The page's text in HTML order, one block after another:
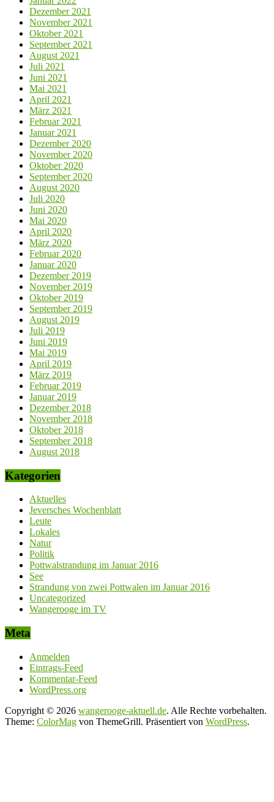
Dezember 2021
November 2021
Oktober 2021
September 2021
August 2021
Juli 2021
Juni 2021
Mai 2021
April 2021
März 2021
Februar 2021
Januar 2021
Dezember 2020
November 2020
Oktober 2020
September 2020
August 2020
Juli 2020
Juni 2020
Mai 2020
April 2020
März 2020
Februar 2020
Januar 2020
Dezember 2019
November 2019
Oktober 2019
September 2019
August 2019
Juli 2019
Juni 2019
Mai 2019
April 2019
März 2019
Februar 2019
Januar 2019
Dezember 2018
November 2018
Oktober 2018
September 2018
August 2018
Kategorien
Aktuelles
Jeversches Wochenblatt
Leute
Lokales
Natur
Politik
Pottwalstrandung im Januar 2016
See
Strandung von zwei Pottwalen im Januar 2016
Uncategorized
Wangerooge im TV
Meta
Anmelden
Eintrags-Feed
Kommentar-Feed
WordPress.org
Copyright © 2026 wangerooge-aktuell.de. Alle Rechte vorbehalten.
Theme: ColorMag von ThemeGrill. Präsentiert von WordPress.